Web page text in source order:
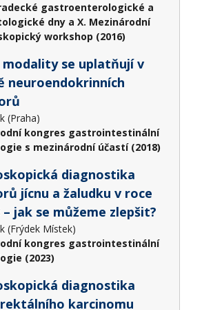
gastroenterologické a
dny a X. Mezinárodní
workshop (2016)
modality se uplatňují v
neuroendokrinních
(Praha)
kongres gastrointestinální
s mezinárodní účastí (2018)
diagnostika
jícnu a žaludku v roce
– jak se můžeme zlepšit?
(Frýdek Místek)
kongres gastrointestinální
(2023)
diagnostika
karcinomu